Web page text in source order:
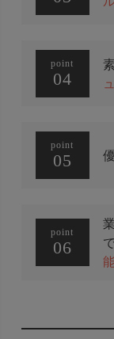
point
04
point
05
point
06